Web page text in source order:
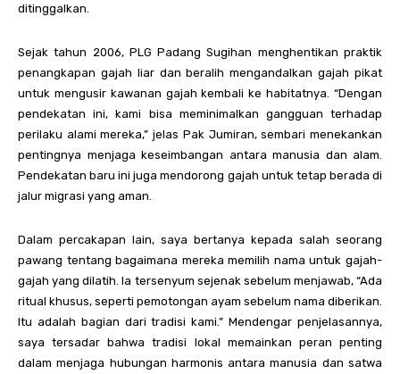
ditinggalkan.
Sejak tahun 2006, PLG Padang Sugihan menghentikan praktik
penangkapan gajah liar dan beralih mengandalkan gajah pikat
untuk mengusir kawanan gajah kembali ke habitatnya. “Dengan
pendekatan ini, kami bisa meminimalkan gangguan terhadap
perilaku alami mereka,” jelas Pak Jumiran, sembari menekankan
pentingnya menjaga keseimbangan antara manusia dan alam.
Pendekatan baru ini juga mendorong gajah untuk tetap berada di
jalur migrasi yang aman.
Dalam percakapan lain, saya bertanya kepada salah seorang
pawang tentang bagaimana mereka memilih nama untuk gajah-
gajah yang dilatih. Ia tersenyum sejenak sebelum menjawab, “Ada
ritual khusus, seperti pemotongan ayam sebelum nama diberikan.
Itu adalah bagian dari tradisi kami.” Mendengar penjelasannya,
saya tersadar bahwa tradisi lokal memainkan peran penting
dalam menjaga hubungan harmonis antara manusia dan satwa